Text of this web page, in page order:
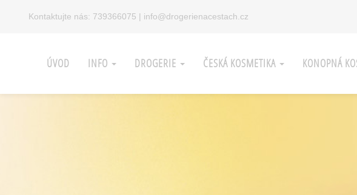
Kontaktujte nás: 739366075 | info@drogerienacestach.cz
ÚVOD INFO DROGERIE ČESKÁ KOSMETIKA KONOPNÁ